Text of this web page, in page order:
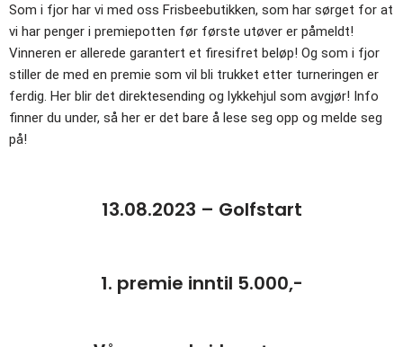
Som i fjor har vi med oss Frisbeebutikken, som har sørget for at
vi har penger i premiepotten før første utøver er påmeldt!
Vinneren er allerede garantert et firesifret beløp! Og som i fjor
stiller de med en premie som vil bli trukket etter turneringen er
ferdig. Her blir det direktesending og lykkehjul som avgjør! Info
finner du under, så her er det bare å lese seg opp og melde seg
på!
13.08.2023 – Golfstart
1. premie inntil 5.000,-